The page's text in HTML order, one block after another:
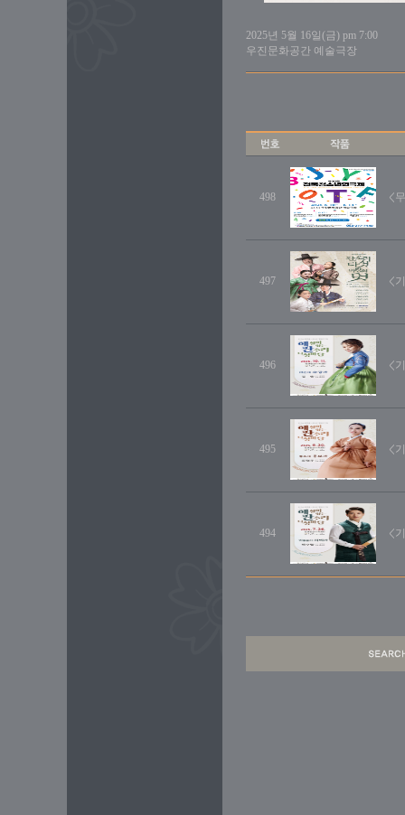
2025년 5월 16일(금) pm 7:00
우진문화공간 예술극장
498 <
497 <
496 <
495 <
494 <